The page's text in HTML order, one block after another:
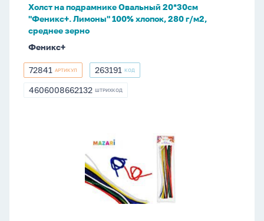
хлопок,
280
г/
м2,
среднее
зерно
Холст на подрамнике Овальный 20*30см
"Феникс+. Лимоны" 100% хлопок, 280 г/м2,
среднее зерно
Феникс+
72841
72841 АРТИКУЛ 263191
263191 КОД
4606008662132
4606008662132 ШТРИХКОД